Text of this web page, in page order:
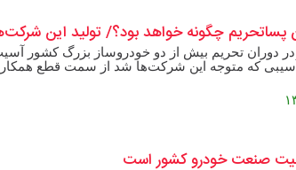
چگونه خواهد بود؟/ تولید این
دوران تحریم بیش از دو خودروساز بزرگ کشور
آسیبی که متوجه این شرکت‌ها شد از سمت قطع
صنعت خودرو کشور است